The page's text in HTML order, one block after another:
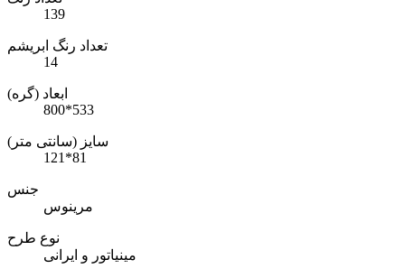
139
تعداد رنگ ابریشم
14
ابعاد (گره)
800*533
سایز (سانتی متر)
121*81
جنس
مرینوس
نوع طرح
مینیاتور و ایرانی